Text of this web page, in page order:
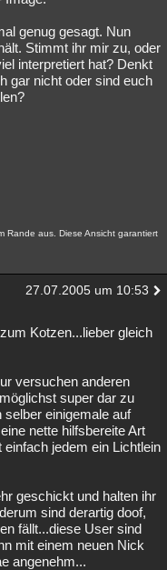
genug gesagt. Nun
Stimmt ihr mir zu, oder
interpretiert hat? Denkt
gar nicht oder sind euch
Rande aus. Diese Ansicht garantiert
27.07.2005 um 10:53
Kotzen...lieber gleich
versuchen anderen
super dar zu
einigemale auf
nette hilfsbereite Art
jedem ein Lichtlein
geschickt und halten ihr
sind derartig doof,
fällt...diese User sind
mit einem neuen Nick
angenehm...